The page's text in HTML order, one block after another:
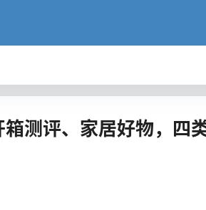
测评、家居好物，四